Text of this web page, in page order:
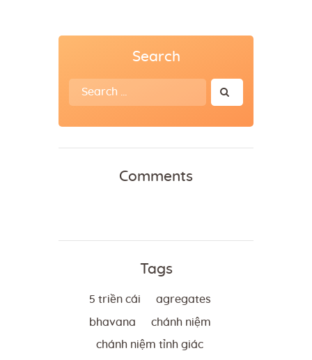
Search
Search
for:
Comments
Tags
5 triền cái agregates
bhavana chánh niệm
chánh niệm tỉnh giác